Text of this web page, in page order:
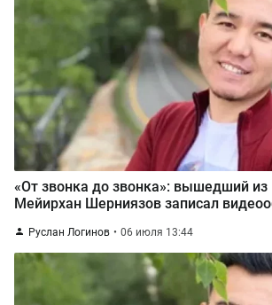
«От звонка до звонка»: вышедший из
Мейирхан Шерниязов записал
Руслан Логинов 06 июля 13:44